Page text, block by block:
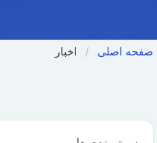
صفحه اصلی اخبار